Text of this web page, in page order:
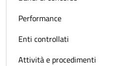
Performance
Enti controllati
Attività e procedimenti